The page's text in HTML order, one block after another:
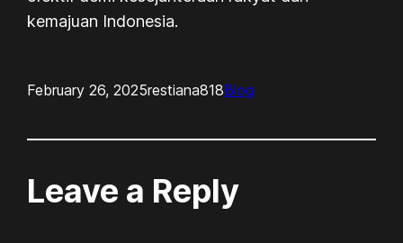
kemajuan Indonesia.
February 26, 2025restiana818Blog
Leave a Reply